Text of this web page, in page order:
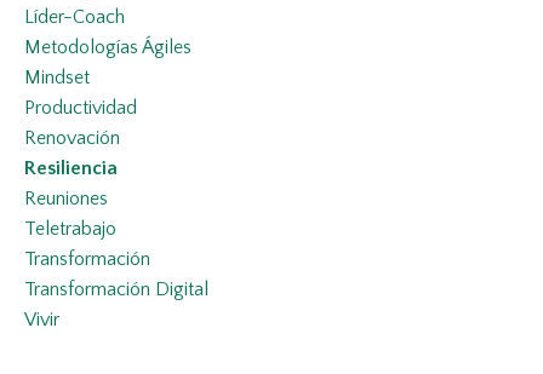
Líder-Coach
Metodologías Ágiles
Mindset
Productividad
Renovación
Resiliencia
Reuniones
Teletrabajo
Transformación
Transformación Digital
Vivir